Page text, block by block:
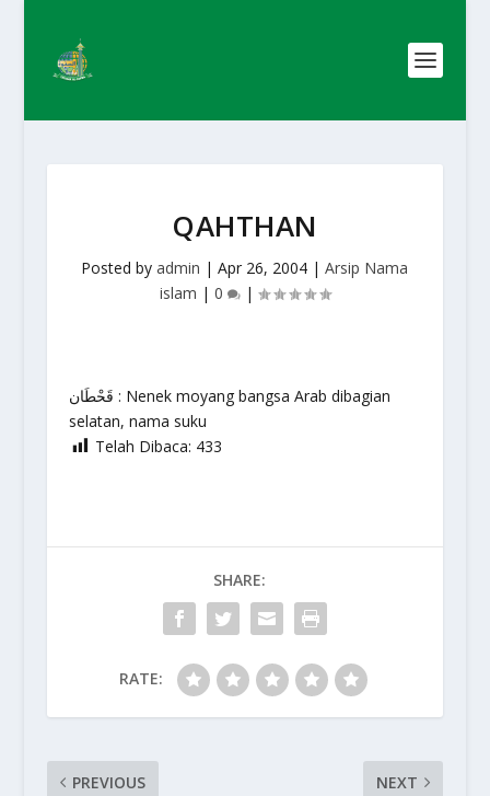
QAHTHAN
Posted byadmin |Apr 26, 2004 |Arsip Nama
islam | 0 |
قَحْطَان : Nenek moyang bangsa Arab dibagian
selatan, nama suku
Telah Dibaca: 433
SHARE:
RATE:
PREVIOUS NEXT